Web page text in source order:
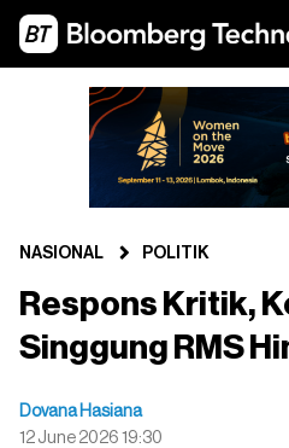
NASIONAL POLITIK
Respons Kritik,
Singgung RMS
Dovana Hasiana
12 June 2026 19:30